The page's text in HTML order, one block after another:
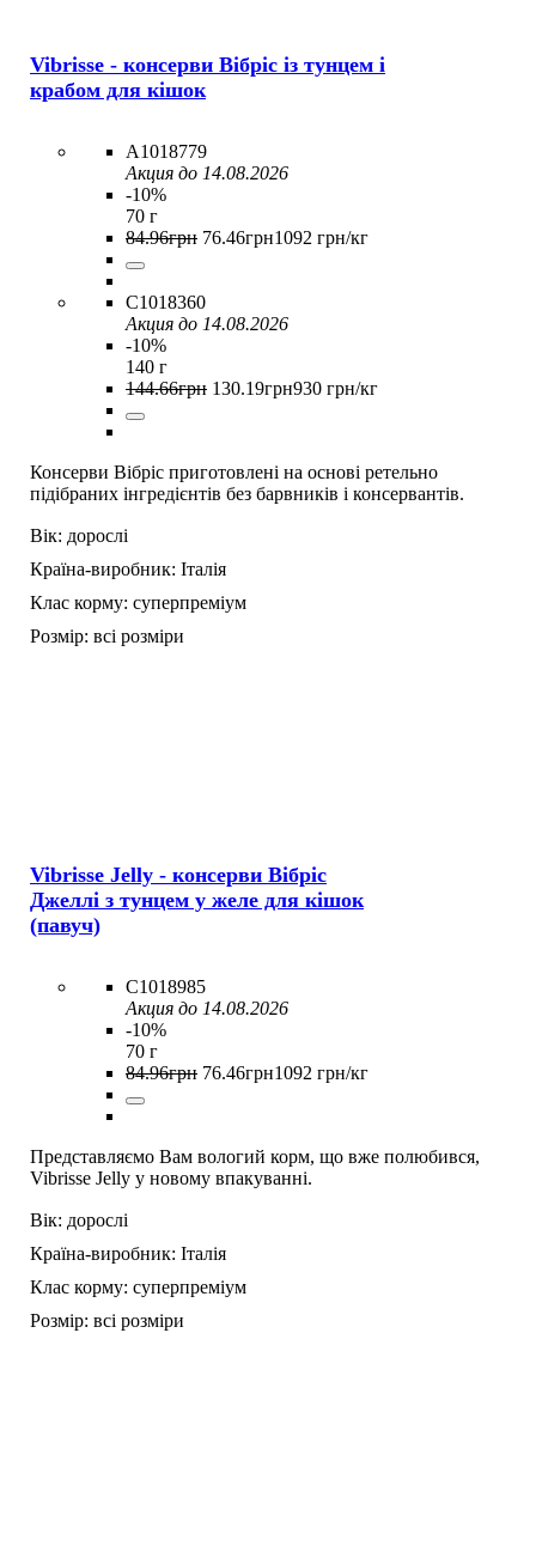
Vibrisse - консерви Вібріс із тунцем і
крабом для кішок
A1018779
Акция до 14.08.2026
-10%
70 г
84.96грн 76.46грн1092 грн/кг
C1018360
Акция до 14.08.2026
-10%
140 г
144.66грн 130.19грн930 грн/кг
Консерви Вібріс приготовлені на основі ретельно
підібраних інгредієнтів без барвників і консервантів.
Вік: дорослі
Країна-виробник: Італія
Клас корму: суперпреміум
Розмір: всі розміри
Vibrisse Jelly - консерви Вібріс
Джеллі з тунцем у желе для кішок
(павуч)
C1018985
Акция до 14.08.2026
-10%
70 г
84.96грн 76.46грн1092 грн/кг
Представляємо Вам вологий корм, що вже полюбився,
Vibrisse Jelly у новому впакуванні.
Вік: дорослі
Країна-виробник: Італія
Клас корму: суперпреміум
Розмір: всі розміри